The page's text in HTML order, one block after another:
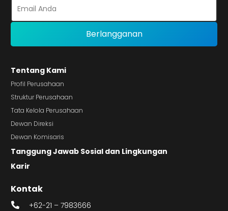
Tentang Kami
Profil Perusahaan
Struktur Perusahaan
Tata Kelola Perusahaan
Dewan Direksi
Dewan Komisaris
Tanggung Jawab Sosial dan Lingkungan
Karir
Kontak
+62-21 – 7983666